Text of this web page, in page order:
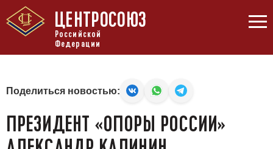
ЦЕНТРОСОЮЗ
Российской
Федерации
Поделиться новостью:
ПРЕЗИДЕНТ «ОПОРЫ РОССИИ»